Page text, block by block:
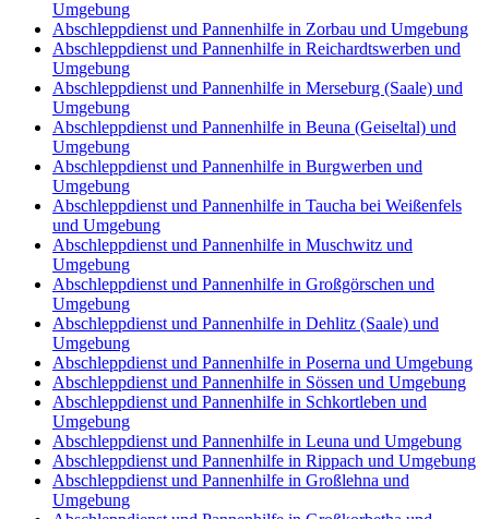
Umgebung
Abschleppdienst und Pannenhilfe in Zorbau und Umgebung
Abschleppdienst und Pannenhilfe in Reichardtswerben und
Umgebung
Abschleppdienst und Pannenhilfe in Merseburg (Saale) und
Umgebung
Abschleppdienst und Pannenhilfe in Beuna (Geiseltal) und
Umgebung
Abschleppdienst und Pannenhilfe in Burgwerben und
Umgebung
Abschleppdienst und Pannenhilfe in Taucha bei Weißenfels
und Umgebung
Abschleppdienst und Pannenhilfe in Muschwitz und
Umgebung
Abschleppdienst und Pannenhilfe in Großgörschen und
Umgebung
Abschleppdienst und Pannenhilfe in Dehlitz (Saale) und
Umgebung
Abschleppdienst und Pannenhilfe in Poserna und Umgebung
Abschleppdienst und Pannenhilfe in Sössen und Umgebung
Abschleppdienst und Pannenhilfe in Schkortleben und
Umgebung
Abschleppdienst und Pannenhilfe in Leuna und Umgebung
Abschleppdienst und Pannenhilfe in Rippach und Umgebung
Abschleppdienst und Pannenhilfe in Großlehna und
Umgebung